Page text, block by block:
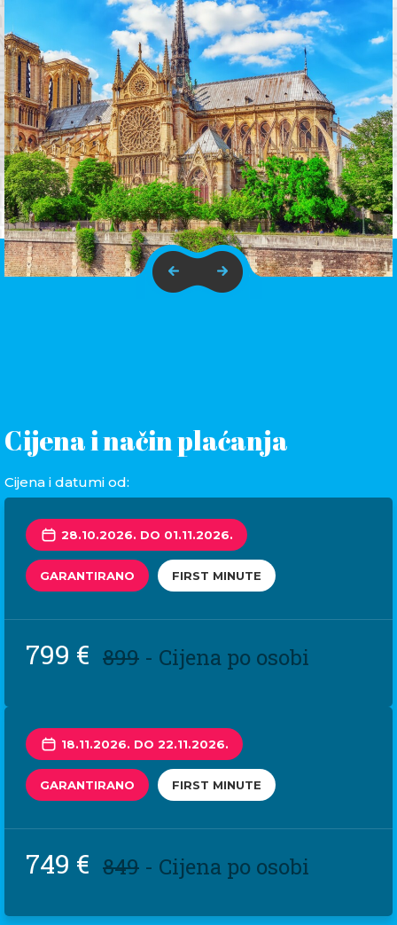
Cijena i način plaćanja
Cijena i datumi od:
28.10.2026. DO 01.11.2026.
GARANTIRANO FIRST MINUTE
799 € 899 - Cijena po osobi
18.11.2026. DO 22.11.2026.
GARANTIRANO FIRST MINUTE
749 € 849 - Cijena po osobi